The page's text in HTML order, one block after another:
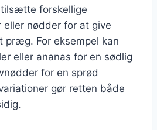
forskellige
eller nødder for at give
præg. For eksempel kan
eller ananas for en sødlig
for en sprød
gør retten både